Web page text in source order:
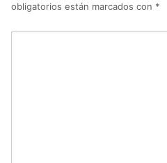
obligatorios están marcados con *